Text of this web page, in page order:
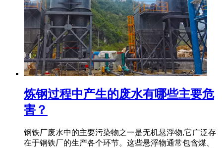
炼钢过程中产生的废水有哪些主要危
害？
钢铁厂废水中的主要污染物之一是无机悬浮物,它广泛存
在于钢铁厂的生产各个环节。这些悬浮物通常包含煤、